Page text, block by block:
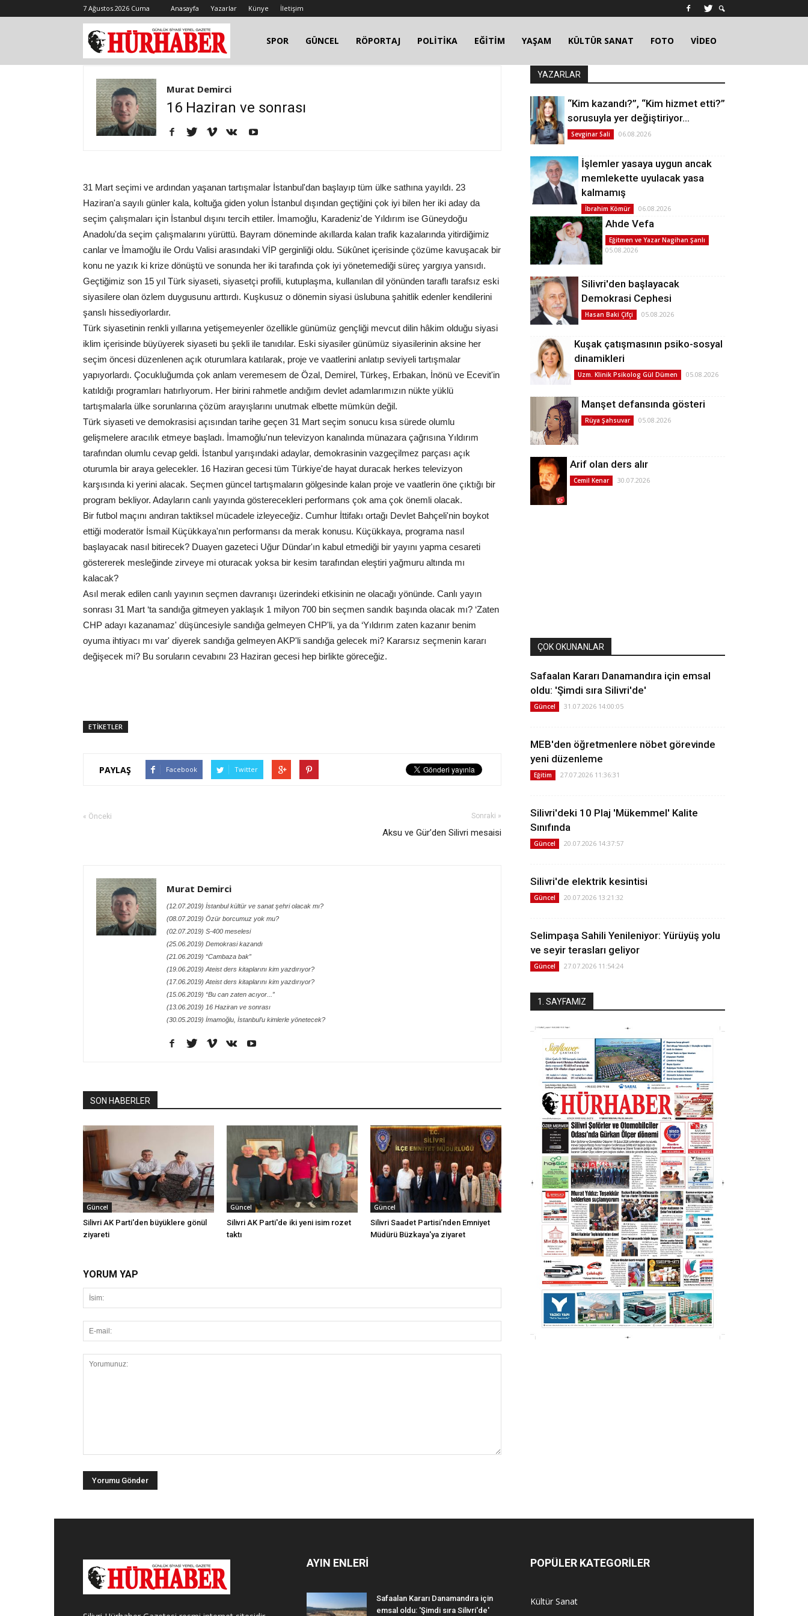
7 Ağustos 2026 Cuma Anasayfa Yazarlar Künye İletişim
SPOR GÜNCEL RÖPORTAJ POLİTİKA EĞİTİM YAŞAM KÜLTÜR SANAT FOTO VİDEO
Murat Demirci
16 Haziran ve sonrası
31 Mart seçimi ve ardından yaşanan tartışmalar İstanbul'dan başlayıp tüm ülke sathına yayıldı. 23
Haziran'a sayılı günler kala, koltuğa giden yolun İstanbul dışından geçtiğini çok iyi bilen her iki aday da
seçim çalışmaları için İstanbul dışını tercih ettiler. İmamoğlu, Karadeniz'de Yıldırım ise Güneydoğu
Anadolu'da seçim çalışmalarını yürüttü. Bayram döneminde akıllarda kalan trafik kazalarında yitirdiğimiz
canlar ve İmamoğlu ile Ordu Valisi arasındaki VİP gerginliği oldu. Sükûnet içerisinde çözüme kavuşacak bir
konu ne yazık ki krize dönüştü ve sonunda her iki tarafında çok iyi yönetemediği süreç yargıya yansıdı.
Geçtiğimiz son 15 yıl Türk siyaseti, siyasetçi profili, kutuplaşma, kullanılan dil yönünden taraflı tarafsız eski
siyasilere olan özlem duygusunu arttırdı. Kuşkusuz o dönemin siyasi üslubuna şahitlik edenler kendilerini
şanslı hissediyorlardır.
Türk siyasetinin renkli yıllarına yetişemeyenler özellikle günümüz gençliği mevcut dilin hâkim olduğu siyasi
iklim içerisinde büyüyerek siyaseti bu şekli ile tanıdılar. Eski siyasiler günümüz siyasilerinin aksine her
seçim öncesi düzenlenen açık oturumlara katılarak, proje ve vaatlerini anlatıp seviyeli tartışmalar
yapıyorlardı. Çocukluğumda çok anlam veremesem de Özal, Demirel, Türkeş, Erbakan, İnönü ve Ecevit'in
katıldığı programları hatırlıyorum. Her birini rahmetle andığım devlet adamlarımızın nükte yüklü
tartışmalarla ülke sorunlarına çözüm arayışlarını unutmak elbette mümkün değil.
Türk siyaseti ve demokrasisi açısından tarihe geçen 31 Mart seçim sonucu kısa sürede olumlu
gelişmelere aracılık etmeye başladı. İmamoğlu'nun televizyon kanalında münazara çağrısına Yıldırım
tarafından olumlu cevap geldi. İstanbul yarışındaki adaylar, demokrasinin vazgeçilmez parçası açık
oturumla bir araya gelecekler. 16 Haziran gecesi tüm Türkiye'de hayat duracak herkes televizyon
karşısında ki yerini alacak. Seçmen güncel tartışmaların gölgesinde kalan proje ve vaatlerin öne çıktığı bir
program bekliyor. Adayların canlı yayında gösterecekleri performans çok ama çok önemli olacak.
Bir futbol maçını andıran taktiksel mücadele izleyeceğiz. Cumhur İttifakı ortağı Devlet Bahçeli'nin boykot
ettiği moderatör İsmail Küçükkaya'nın performansı da merak konusu. Küçükkaya, programa nasıl
başlayacak nasıl bitirecek? Duayen gazeteci Uğur Dündar'ın kabul etmediği bir yayını yapma cesareti
göstererek mesleğinde zirveye mi oturacak yoksa bir kesim tarafından eleştiri yağmuru altında mı
kalacak?
Asıl merak edilen canlı yayının seçmen davranışı üzerindeki etkisinin ne olacağı yönünde. Canlı yayın
sonrası 31 Mart ‘ta sandığa gitmeyen yaklaşık 1 milyon 700 bin seçmen sandık başında olacak mı? ‘Zaten
CHP adayı kazanamaz' düşüncesiyle sandığa gelmeyen CHP'li, ya da ‘Yıldırım zaten kazanır benim
oyuma ihtiyacı mı var' diyerek sandığa gelmeyen AKP'li sandığa gelecek mi? Kararsız seçmenin kararı
değişecek mi? Bu soruların cevabını 23 Haziran gecesi hep birlikte göreceğiz.
ETİKETLER
PAYLAŞ Facebook Twitter
« Önceki Sonraki »
Aksu ve Gür’den Silivri mesaisi
Murat Demirci
(12.07.2019) İstanbul kültür ve sanat şehri olacak mı?
(08.07.2019) Özür borcumuz yok mu?
(02.07.2019) S-400 meselesi
(25.06.2019) Demokrasi kazandı
(21.06.2019) “Cambaza bak”
(19.06.2019) Ateist ders kitaplarını kim yazdırıyor?
(17.06.2019) Ateist ders kitaplarını kim yazdırıyor?
(15.06.2019) “Bu can zaten acıyor...”
(13.06.2019) 16 Haziran ve sonrası
(30.05.2019) İmamoğlu, İstanbul’u kimlerle yönetecek?
SON HABERLER
Güncel
Silivri AK Parti'den büyüklere gönül
ziyareti
Güncel
Silivri AK Parti'de iki yeni isim rozet
taktı
Güncel
Silivri Saadet Partisi'nden Emniyet
Müdürü Büzkaya'ya ziyaret
YORUM YAP
YAZARLAR
“Kim kazandı?”, “Kim hizmet etti?”
sorusuyla yer değiştiriyor…
Sevginar Sali 06.08.2026
İşlemler yasaya uygun ancak
memlekette uyulacak yasa
kalmamış
İbrahim Kömür 06.08.2026
Ahde Vefa
Eğitmen ve Yazar Nagihan Şanlı
05.08.2026
Silivri'den başlayacak
Demokrasi Cephesi
Hasan Baki Çifçi 05.08.2026
Kuşak çatışmasının psiko-sosyal
dinamikleri
Uzm. Klinik Psikolog Gül Dümen 05.08.2026
Manşet defansında gösteri
Rüya Şahsuvar 05.08.2026
Arif olan ders alır
Cemil Kenar 30.07.2026
ÇOK OKUNANLAR
Safaalan Kararı Danamandıra için emsal
oldu: 'Şimdi sıra Silivri'de'
Güncel 31.07.2026 14:00:05
MEB'den öğretmenlere nöbet görevinde
yeni düzenleme
Eğitim 27.07.2026 11:36:31
Silivri'deki 10 Plaj 'Mükemmel' Kalite
Sınıfında
Güncel 20.07.2026 14:37:57
Silivri'de elektrik kesintisi
Güncel 20.07.2026 13:21:32
Selimpaşa Sahili Yenileniyor: Yürüyüş yolu
ve seyir terasları geliyor
Güncel 27.07.2026 11:54:24
1. SAYFAMIZ
AYIN ENLERİ
Safaalan Kararı Danamandıra için
emsal oldu: 'Şimdi sıra Silivri'de'
POPÜLER KATEGORİLER
Kültür Sanat